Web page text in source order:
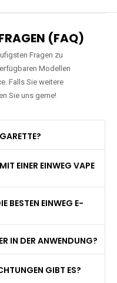
(FAQ)
Fragen zu
Modellen
Falls Sie weitere
Sie uns gerne!
EINER EINWEG VAPE
BESTEN EINWEG E-
IN DER ANWENDUNG?
GIBT ES?